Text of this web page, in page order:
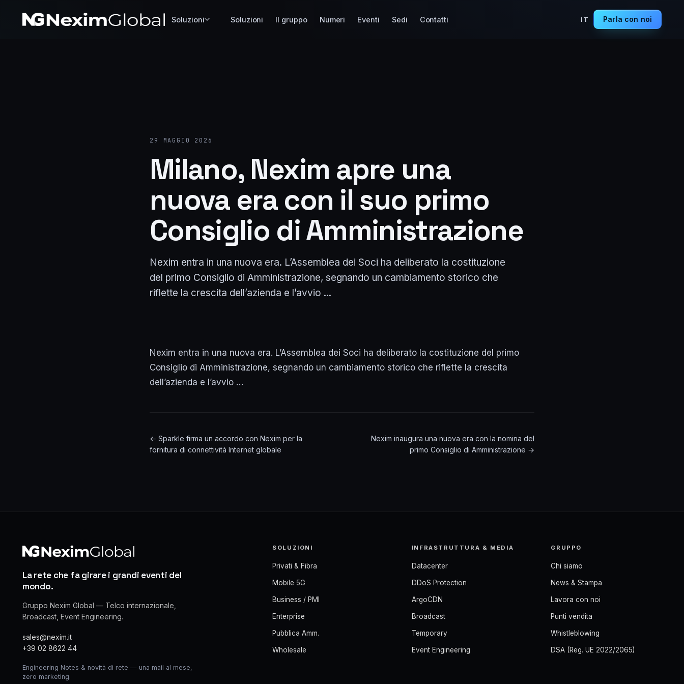
Soluzioni Soluzioni Il gruppo Numeri Eventi Sedi Contatti IT Parla con noi
29 MAGGIO 2026
Milano, Nexim apre una
nuova era con il suo primo
Consiglio di Amministrazione
Nexim entra in una nuova era. L’Assemblea dei Soci ha deliberato la costituzione
del primo Consiglio di Amministrazione, segnando un cambiamento storico che
riflette la crescita dell’azienda e l’avvio ...
Nexim entra in una nuova era. L’Assemblea dei Soci ha deliberato la costituzione del primo
Consiglio di Amministrazione, segnando un cambiamento storico che riflette la crescita
dell’azienda e l’avvio …
← Sparkle firma un accordo con Nexim per la
fornitura di connettività Internet globale
Nexim inaugura una nuova era con la nomina del
primo Consiglio di Amministrazione →
La rete che fa girare i grandi eventi del
mondo.
Gruppo Nexim Global — Telco internazionale,
Broadcast, Event Engineering.
sales@nexim.it
+39 02 8622 44
Engineering Notes & novità di rete — una mail al mese,
zero marketing.
SOLUZIONI
Privati & Fibra
Mobile 5G
Business / PMI
Enterprise
Pubblica Amm.
Wholesale
INFRASTRUTTURA & MEDIA
Datacenter
DDoS Protection
ArgoCDN
Broadcast
Temporary
Event Engineering
GRUPPO
Chi siamo
News & Stampa
Lavora con noi
Punti vendita
Whistleblowing
DSA (Reg. UE 2022/2065)